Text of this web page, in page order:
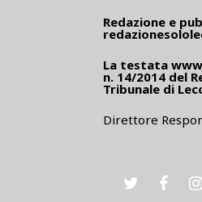
Redazione e
La testata
n. 14/2014 del
Tribunale di
Direttore